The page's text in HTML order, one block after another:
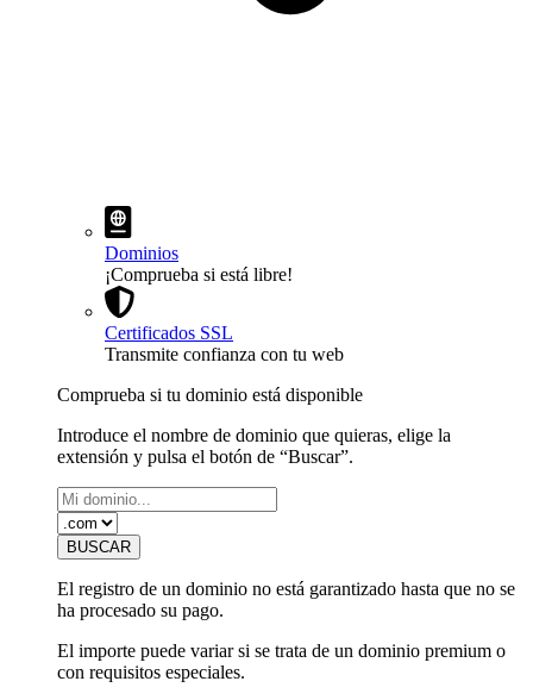
Dominios
¡Comprueba si está libre!
Certificados SSL
Transmite confianza con tu web
Comprueba si tu dominio está disponible
Introduce el nombre de dominio que quieras, elige la
extensión y pulsa el botón de “Buscar”.
El registro de un dominio no está garantizado hasta que no se
ha procesado su pago.
El importe puede variar si se trata de un dominio premium o
con requisitos especiales.